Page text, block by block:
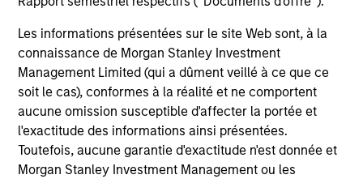
Les informations présentées sur le site Web sont, à la
connaissance de Morgan Stanley Investment
Management Limited (qui a dûment veillé à ce que ce
soit le cas), conformes à la réalité et ne comportent
aucune omission susceptible d'affecter la portée et
l'exactitude des informations ainsi présentées.
Toutefois, aucune garantie d'exactitude n'est donnée et
Morgan Stanley Investment Management ou les
Mike Sullivan, CFA
Investment Professional
Sarah M. Ly
Research Analyst